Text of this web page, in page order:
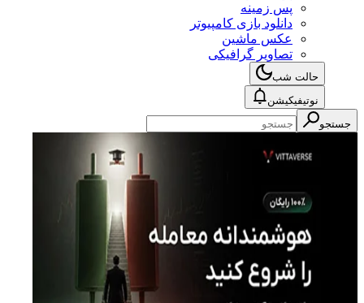
پس زمینه
دانلود بازی کامپیوتر
عکس ماشین
تصاویر گرافیکی
حالت شب
نوتیفیکیشن
جستجو